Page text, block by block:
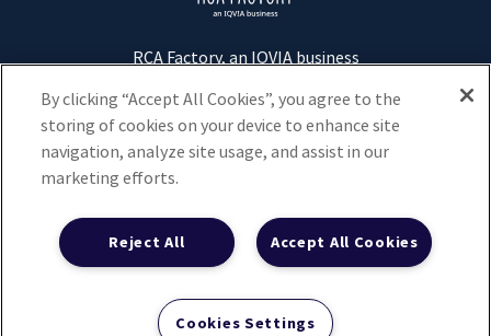
c
o
r
RCA Factory, an IQVIA business
Tour D2 - 17 bis Place des Reflets 92400 Courbevoie
+33 1 73 20 40 00
Données personnelles et respect de la vie privée
Conditions d’utilisation du site IQVIA France
TwitterInstagram
FacebookLinkedin
By clicking “Accept All Cookies”, you agree to the
storing of cookies on your device to enhance site
navigation, analyze site usage, and assist in our
marketing efforts.
Accept All Cookies
Reject All
Cookies Settings